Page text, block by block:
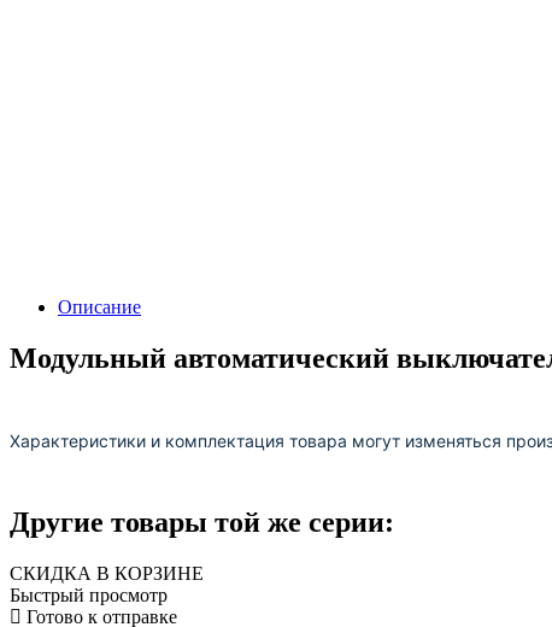
Описание
Модульный автоматический
Характеристики и комплектация товара могут изменяться
Другие товары той же серии:
СКИДКА В КОРЗИНЕ
Быстрый просмотр